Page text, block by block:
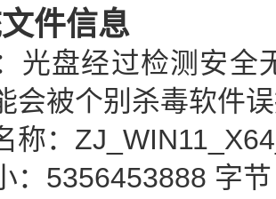
件信息
光盘经过检测安全
会被个别杀毒软件
称：
：5356453888 字节